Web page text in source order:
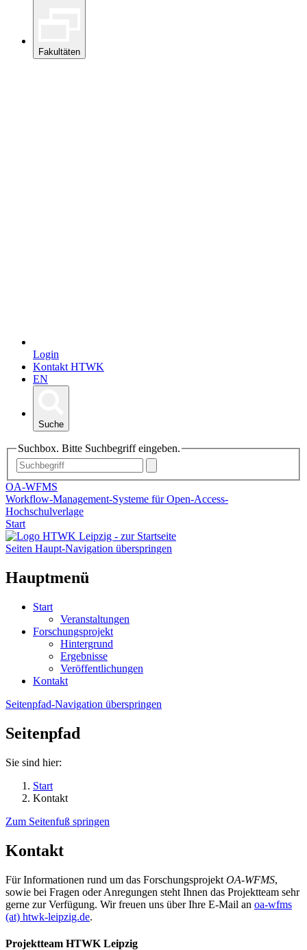
Fakultäten
Login
Kontakt HTWK
EN
Suche
Suchbox. Bitte Suchbegriff eingeben.
OA-WFMS
Workflow-Management-Systeme für Open-Access-
Hochschulverlage
Start
Seiten Haupt-Navigation überspringen
Hauptmenü
Start
Veranstaltungen
Forschungsprojekt
Hintergrund
Ergebnisse
Veröffentlichungen
Kontakt
Seitenpfad-Navigation überspringen
Seitenpfad
Sie sind hier:
Start
Kontakt
Zum Seitenfuß springen
Kontakt
Für Informationen rund um das Forschungsprojekt OA-WFMS,
sowie bei Fragen oder Anregungen steht Ihnen das Projektteam sehr
gerne zur Verfügung. Wir freuen uns über Ihre E-Mail an oa-wfms
(at) htwk-leipzig.de.
Projektteam HTWK Leipzig